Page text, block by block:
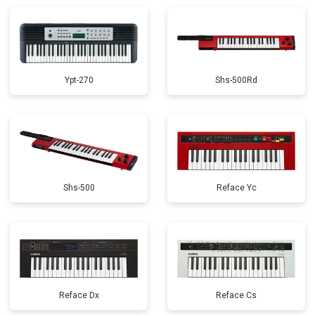
Ypt-270 Shs-500Rd
Shs-500 Reface Yc
Reface Dx Reface Cs